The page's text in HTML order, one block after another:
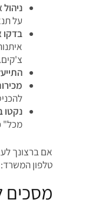
על
בדקו
צ'קים.
נקטו
מכל"
אם ברצונך
טלפון המשרד: 09-7437898. ניתן ליצור קשר ונחזור אליך בהקדם.
מסכים